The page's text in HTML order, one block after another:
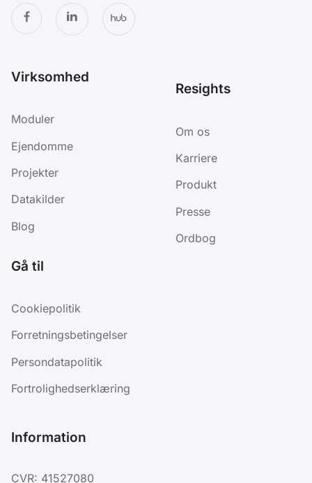
Virksomhed
Moduler
Ejendomme
Projekter
Datakilder
Blog
Resights
Om os
Karriere
Produkt
Presse
Ordbog
Gå til
Cookiepolitik
Forretningsbetingelser
Persondatapolitik
Fortrolighedserklæring
Information
CVR: 41527080